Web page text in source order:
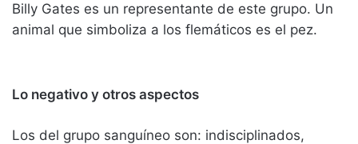
Billy Gates es un representante de este grupo. Un
animal que simboliza a los flemáticos es el pez.
Lo negativo y otros aspectos
Los del grupo sanguíneo son: indisciplinados,